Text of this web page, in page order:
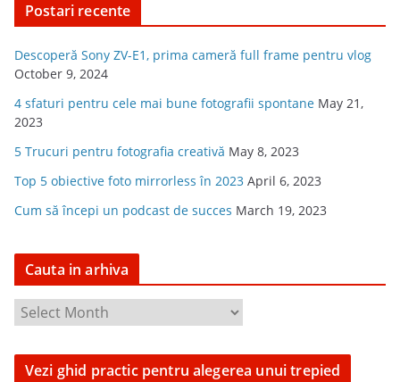
Postari recente
Descoperă Sony ZV-E1, prima cameră full frame pentru vlog
October 9, 2024
4 sfaturi pentru cele mai bune fotografii spontane May 21,
2023
5 Trucuri pentru fotografia creativă May 8, 2023
Top 5 obiective foto mirrorless în 2023 April 6, 2023
Cum să începi un podcast de succes March 19, 2023
Cauta in arhiva
a
u
Vezi ghid practic pentru alegerea unui trepied